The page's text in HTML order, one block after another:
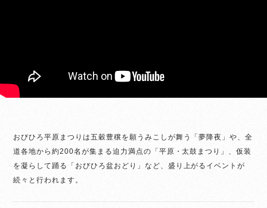
おびひろ平原まつりは五穀豊穣を願うみこしが舞う「夢降夜」や、全
道各地から約200名が集まる迫力満点の「平原・太鼓まつり」、仮装
を凝らして踊る「おびひろ盆おどり」など、盛り上がるイベントが
続々と行われます。